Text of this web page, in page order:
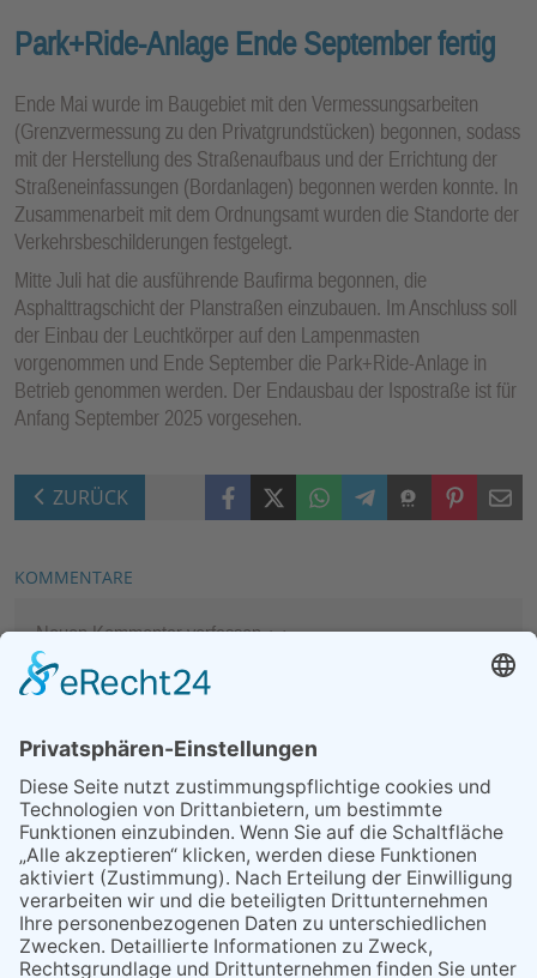
Park+Ride-Anlage Ende September fertig
Ende Mai wurde im Baugebiet mit den Vermessungsarbeiten
(Grenzvermessung zu den Privatgrundstücken) begonnen, sodass
mit der Herstellung des Straßenaufbaus und der Errichtung der
Straßeneinfassungen (Bordanlagen) begonnen werden konnte. In
Zusammenarbeit mit dem Ordnungsamt wurden die Standorte der
Verkehrsbeschilderungen festgelegt.
Mitte Juli hat die ausführende Baufirma begonnen, die
Asphalttragschicht der Planstraßen einzubauen. Im Anschluss soll
der Einbau der Leuchtkörper auf den Lampenmasten
vorgenommen und Ende September die Park+Ride-Anlage in
Betrieb genommen werden. Der Endausbau der Ispostraße ist für
Anfang September 2025 vorgesehen.
ZURÜCK FacebookX (Twitter)WhatsAppTelegramThreemaPinterestMail
KOMMENTARE
Neuen Kommentar verfassen
07.08.2026
Ärztlicher Notdienst
09.08.2026
Zusatz-Matinee mit der Nero
Blues Band
24.07.2026
Klimaschutzmanagement
geht in die nächste Runde
29.05.2026
Was Tschernobyl vor 40
Jahren für Kriftel bedeutete